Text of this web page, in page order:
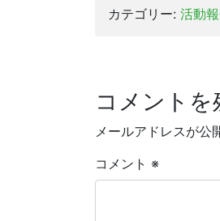
カテゴリー: 活動
コメントを
メールアドレスが公
コメント ※